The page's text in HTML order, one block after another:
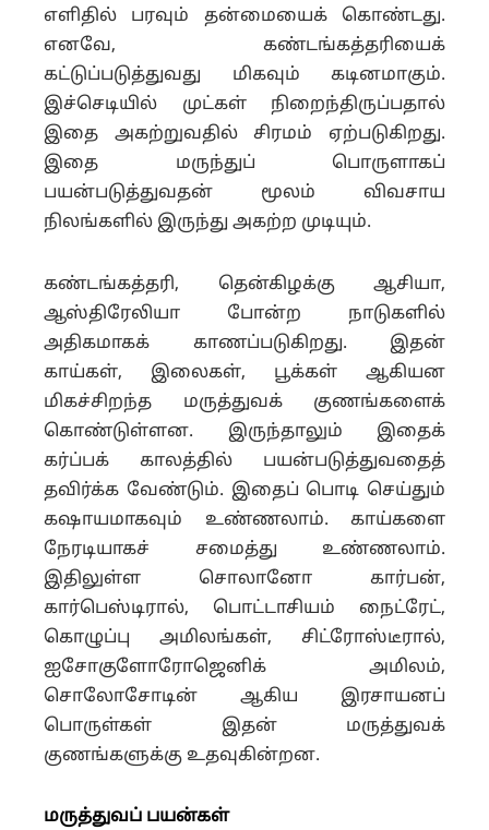
எளிதில் பரவும் தன்மையைக் கொண்டது.
எனவே, கண்டங்கத்தரியைக்
கட்டுப்படுத்துவது மிகவும் கடினமாகும்.
இச்செடியில் முட்கள் நிறைந்திருப்பதால்
இதை அகற்றுவதில் சிரமம் ஏற்படுகிறது.
இதை மருந்துப் பொருளாகப்
பயன்படுத்துவதன் மூலம் விவசாய
நிலங்களில் இருந்து அகற்ற முடியும்.
கண்டங்கத்தரி, தென்கிழக்கு ஆசியா,
ஆஸ்திரேலியா போன்ற நாடுகளில்
அதிகமாகக் காணப்படுகிறது. இதன்
காய்கள், இலைகள், பூக்கள் ஆகியன
மிகச்சிறந்த மருத்துவக் குணங்களைக்
கொண்டுள்ளன. இருந்தாலும் இதைக்
கர்ப்பக் காலத்தில் பயன்படுத்துவதைத்
தவிர்க்க வேண்டும். இதைப் பொடி செய்தும்
கஷாயமாகவும் உண்ணலாம். காய்களை
நேரடியாகச் சமைத்து உண்ணலாம்.
இதிலுள்ள சொலானோ கார்பன்,
கார்பெஸ்டிரால், பொட்டாசியம் நைட்ரேட்,
கொழுப்பு அமிலங்கள், சிட்ரோஸ்டீரால்,
ஐசோகுளோரோஜெனிக் அமிலம்,
சொலோசோடின் ஆகிய இரசாயனப்
பொருள்கள் இதன் மருத்துவக்
குணங்களுக்கு உதவுகின்றன.
மருத்துவப் பயன்கள்